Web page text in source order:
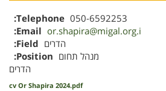
Telephone 050-6592253
Email or.shapira@migal.org.i
Field הדרים
Position
מנהל תחום
הדרים
cv Or Shapira 2024.pdf